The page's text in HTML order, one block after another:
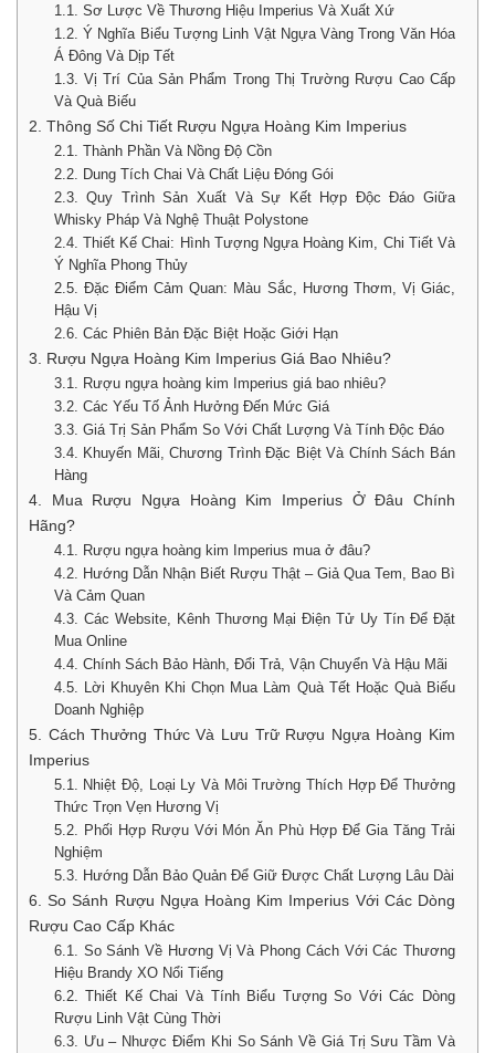
1.1. Sơ Lược Về Thương Hiệu Imperius Và Xuất Xứ
1.2. Ý Nghĩa Biểu Tượng Linh Vật Ngựa Vàng Trong Văn Hóa
Á Đông Và Dịp Tết
1.3. Vị Trí Của Sản Phẩm Trong Thị Trường Rượu Cao Cấp
Và Quà Biếu
2. Thông Số Chi Tiết Rượu Ngựa Hoàng Kim Imperius
2.1. Thành Phần Và Nồng Độ Cồn
2.2. Dung Tích Chai Và Chất Liệu Đóng Gói
2.3. Quy Trình Sản Xuất Và Sự Kết Hợp Độc Đáo Giữa
Whisky Pháp Và Nghệ Thuật Polystone
2.4. Thiết Kế Chai: Hình Tượng Ngựa Hoàng Kim, Chi Tiết Và
Ý Nghĩa Phong Thủy
2.5. Đặc Điểm Cảm Quan: Màu Sắc, Hương Thơm, Vị Giác,
Hậu Vị
2.6. Các Phiên Bản Đặc Biệt Hoặc Giới Hạn
3. Rượu Ngựa Hoàng Kim Imperius Giá Bao Nhiêu?
3.1. Rượu ngựa hoàng kim Imperius giá bao nhiêu?
3.2. Các Yếu Tố Ảnh Hưởng Đến Mức Giá
3.3. Giá Trị Sản Phẩm So Với Chất Lượng Và Tính Độc Đáo
3.4. Khuyến Mãi, Chương Trình Đặc Biệt Và Chính Sách Bán
Hàng
4. Mua Rượu Ngựa Hoàng Kim Imperius Ở Đâu Chính
Hãng?
4.1. Rượu ngựa hoàng kim Imperius mua ở đâu?
4.2. Hướng Dẫn Nhận Biết Rượu Thật – Giả Qua Tem, Bao Bì
Và Cảm Quan
4.3. Các Website, Kênh Thương Mại Điện Tử Uy Tín Để Đặt
Mua Online
4.4. Chính Sách Bảo Hành, Đổi Trả, Vận Chuyển Và Hậu Mãi
4.5. Lời Khuyên Khi Chọn Mua Làm Quà Tết Hoặc Quà Biếu
Doanh Nghiệp
5. Cách Thưởng Thức Và Lưu Trữ Rượu Ngựa Hoàng Kim
Imperius
5.1. Nhiệt Độ, Loại Ly Và Môi Trường Thích Hợp Để Thưởng
Thức Trọn Vẹn Hương Vị
5.2. Phối Hợp Rượu Với Món Ăn Phù Hợp Để Gia Tăng Trải
Nghiệm
5.3. Hướng Dẫn Bảo Quản Để Giữ Được Chất Lượng Lâu Dài
6. So Sánh Rượu Ngựa Hoàng Kim Imperius Với Các Dòng
Rượu Cao Cấp Khác
6.1. So Sánh Về Hương Vị Và Phong Cách Với Các Thương
Hiệu Brandy XO Nổi Tiếng
6.2. Thiết Kế Chai Và Tính Biểu Tượng So Với Các Dòng
Rượu Linh Vật Cùng Thời
6.3. Ưu – Nhược Điểm Khi So Sánh Về Giá Trị Sưu Tầm Và